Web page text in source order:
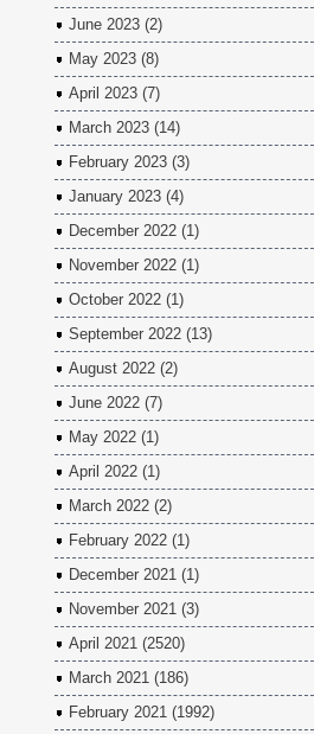
June 2023 (2)
May 2023 (8)
April 2023 (7)
March 2023 (14)
February 2023 (3)
January 2023 (4)
December 2022 (1)
November 2022 (1)
October 2022 (1)
September 2022 (13)
August 2022 (2)
June 2022 (7)
May 2022 (1)
April 2022 (1)
March 2022 (2)
February 2022 (1)
December 2021 (1)
November 2021 (3)
April 2021 (2520)
March 2021 (186)
February 2021 (1992)